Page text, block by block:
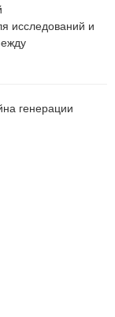
исследований и
генерации